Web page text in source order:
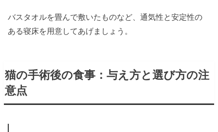
バスタオルを畳んで敷いたものなど、通気性と安定性の
ある寝床を用意してあげましょう。
猫の手術後の食事：与え方と選び方の注
意点